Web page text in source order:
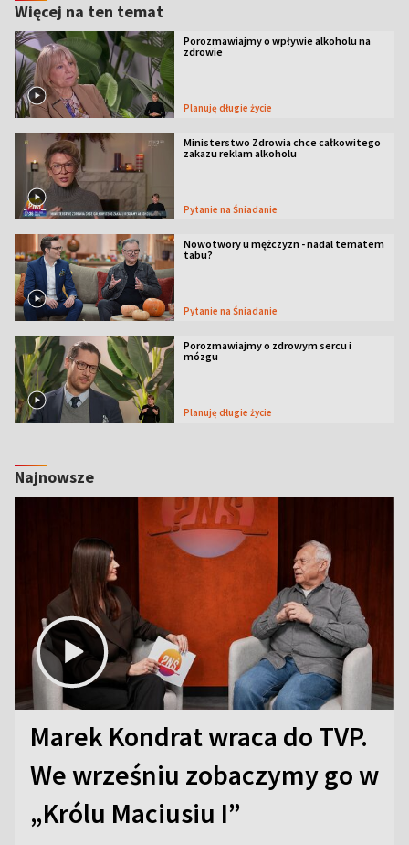
Więcej na ten temat
Porozmawiajmy o wpływie alkoholu na
zdrowie
Planuję długie życie
Ministerstwo Zdrowia chce całkowitego
zakazu reklam alkoholu
Pytanie na Śniadanie
Nowotwory u mężczyzn - nadal tematem
tabu?
Pytanie na Śniadanie
Porozmawiajmy o zdrowym sercu i
mózgu
Planuję długie życie
Najnowsze
Marek Kondrat wraca do TVP.
We wrześniu zobaczymy go w
„Królu Maciusiu I”